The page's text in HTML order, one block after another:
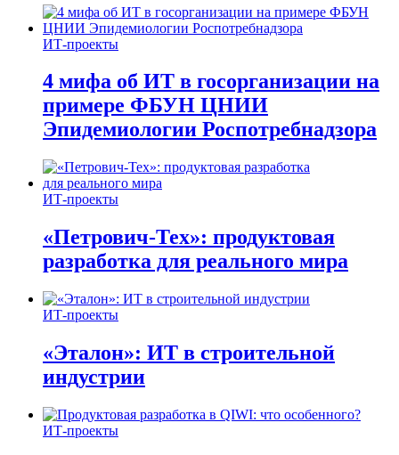
ИТ-проекты
4 мифа об ИТ в госорганизации на
примере ФБУН ЦНИИ
Эпидемиологии Роспотребнадзора
ИТ-проекты
«Петрович-Тех»: продуктовая
разработка для реального мира
ИТ-проекты
«Эталон»: ИТ в строительной
индустрии
ИТ-проекты